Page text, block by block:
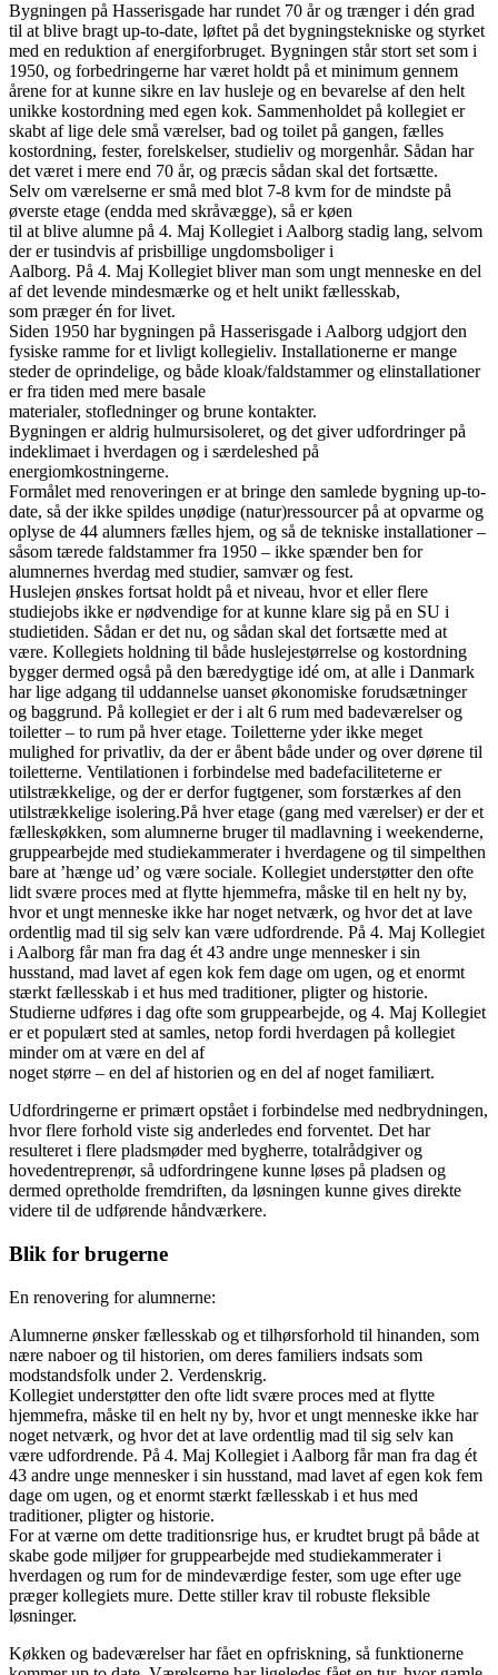
Bygningen på Hasserisgade har rundet 70 år og trænger i dén grad
til at blive bragt up-to-date, løftet på det bygningstekniske og styrket
med en reduktion af energiforbruget. Bygningen står stort set som i
1950, og forbedringerne har været holdt på et minimum gennem
årene for at kunne sikre en lav husleje og en bevarelse af den helt
unikke kostordning med egen kok. Sammenholdet på kollegiet er
skabt af lige dele små værelser, bad og toilet på gangen, fælles
kostordning, fester, forelskelser, studieliv og morgenhår. Sådan har
det været i mere end 70 år, og præcis sådan skal det fortsætte.
Selv om værelserne er små med blot 7-8 kvm for de mindste på
øverste etage (endda med skråvægge), så er køen
til at blive alumne på 4. Maj Kollegiet i Aalborg stadig lang, selvom
der er tusindvis af prisbillige ungdomsboliger i
Aalborg. På 4. Maj Kollegiet bliver man som ungt menneske en del
af det levende mindesmærke og et helt unikt fællesskab,
som præger én for livet.
Siden 1950 har bygningen på Hasserisgade i Aalborg udgjort den
fysiske ramme for et livligt kollegieliv. Installationerne er mange
steder de oprindelige, og både kloak/faldstammer og elinstallationer
er fra tiden med mere basale
materialer, stofledninger og brune kontakter.
Bygningen er aldrig hulmursisoleret, og det giver udfordringer på
indeklimaet i hverdagen og i særdeleshed på
energiomkostningerne.
Formålet med renoveringen er at bringe den samlede bygning up-to-
date, så der ikke spildes unødige (natur)ressourcer på at opvarme og
oplyse de 44 alumners fælles hjem, og så de tekniske installationer –
såsom tærede faldstammer fra 1950 – ikke spænder ben for
alumnernes hverdag med studier, samvær og fest.
Huslejen ønskes fortsat holdt på et niveau, hvor et eller flere
studiejobs ikke er nødvendige for at kunne klare sig på en SU i
studietiden. Sådan er det nu, og sådan skal det fortsætte med at
være. Kollegiets holdning til både huslejestørrelse og kostordning
bygger dermed også på den bæredygtige idé om, at alle i Danmark
har lige adgang til uddannelse uanset økonomiske forudsætninger
og baggrund. På kollegiet er der i alt 6 rum med badeværelser og
toiletter – to rum på hver etage. Toiletterne yder ikke meget
mulighed for privatliv, da der er åbent både under og over dørene til
toiletterne. Ventilationen i forbindelse med badefaciliteterne er
utilstrækkelige, og der er derfor fugtgener, som forstærkes af den
utilstrækkelige isolering.På hver etage (gang med værelser) er der et
fælleskøkken, som alumnerne bruger til madlavning i weekenderne,
gruppearbejde med studiekammerater i hverdagene og til simpelthen
bare at ’hænge ud’ og være sociale. Kollegiet understøtter den ofte
lidt svære proces med at flytte hjemmefra, måske til en helt ny by,
hvor et ungt menneske ikke har noget netværk, og hvor det at lave
ordentlig mad til sig selv kan være udfordrende. På 4. Maj Kollegiet
i Aalborg får man fra dag ét 43 andre unge mennesker i sin
husstand, mad lavet af egen kok fem dage om ugen, og et enormt
stærkt fællesskab i et hus med traditioner, pligter og historie.
Studierne udføres i dag ofte som gruppearbejde, og 4. Maj Kollegiet
er et populært sted at samles, netop fordi hverdagen på kollegiet
minder om at være en del af
noget større – en del af historien og en del af noget familiært.
Udfordringerne er primært opstået i forbindelse med nedbrydningen,
hvor flere forhold viste sig anderledes end forventet. Det har
resulteret i flere pladsmøder med bygherre, totalrådgiver og
hovedentreprenør, så udfordringene kunne løses på pladsen og
dermed opretholde fremdriften, da løsningen kunne gives direkte
videre til de udførende håndværkere.
Blik for brugerne
En renovering for alumnerne:
Alumnerne ønsker fællesskab og et tilhørsforhold til hinanden, som
nære naboer og til historien, om deres familiers indsats som
modstandsfolk under 2. Verdenskrig.
Kollegiet understøtter den ofte lidt svære proces med at flytte
hjemmefra, måske til en helt ny by, hvor et ungt menneske ikke har
noget netværk, og hvor det at lave ordentlig mad til sig selv kan
være udfordrende. På 4. Maj Kollegiet i Aalborg får man fra dag ét
43 andre unge mennesker i sin husstand, mad lavet af egen kok fem
dage om ugen, og et enormt stærkt fællesskab i et hus med
traditioner, pligter og historie.
For at værne om dette traditionsrige hus, er krudtet brugt på både at
skabe gode miljøer for gruppearbejde med studiekammerater i
hverdagen og rum for de mindeværdige fester, som uge efter uge
præger kollegiets mure. Dette stiller krav til robuste fleksible
løsninger.
Køkken og badeværelser har fået en opfriskning, så funktionerne